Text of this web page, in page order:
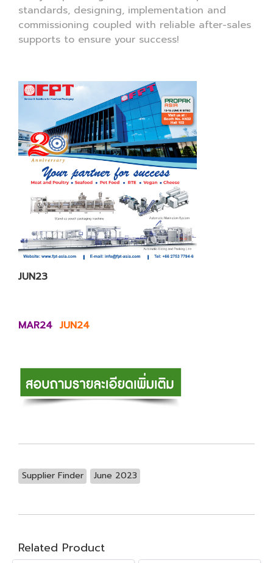
standards, designing, implementation and
commissioning coupled with reliable after-sales
supports to ensure your success!
JUN23
MAR24 JUN24
Supplier Finder June 2023
Related Product